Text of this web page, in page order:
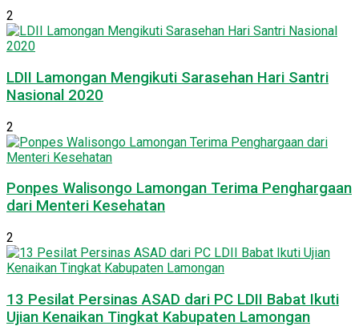
2
LDII Lamongan Mengikuti Sarasehan Hari Santri
Nasional 2020
2
Ponpes Walisongo Lamongan Terima Penghargaan
dari Menteri Kesehatan
2
13 Pesilat Persinas ASAD dari PC LDII Babat Ikuti
Ujian Kenaikan Tingkat Kabupaten Lamongan